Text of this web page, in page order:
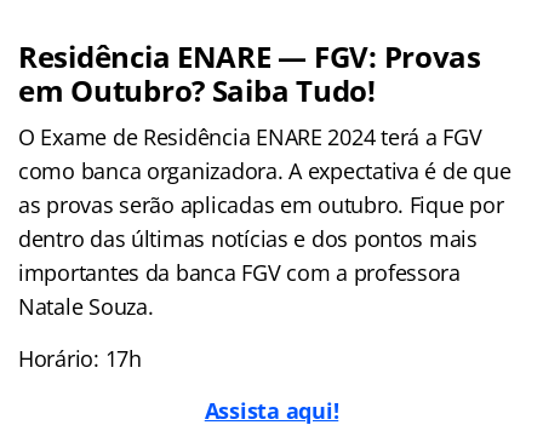
Residência ENARE — FGV: Provas
em Outubro? Saiba Tudo!
O Exame de Residência ENARE 2024 terá a FGV
como banca organizadora. A expectativa é de que
as provas serão aplicadas em outubro. Fique por
dentro das últimas notícias e dos pontos mais
importantes da banca FGV com a professora
Natale Souza.
Horário: 17h
Assista aqui!